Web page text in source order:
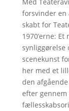
forsvinder
skabt for
1970’erne:
synliggørelse
scenekunst
her med et
den
efter